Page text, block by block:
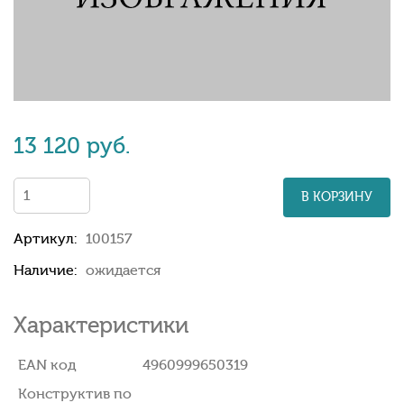
13 120 руб.
В КОРЗИНУ
Артикул: 100157
Наличие: ожидается
Характеристики
EAN код
4960999650319
Конструктив по